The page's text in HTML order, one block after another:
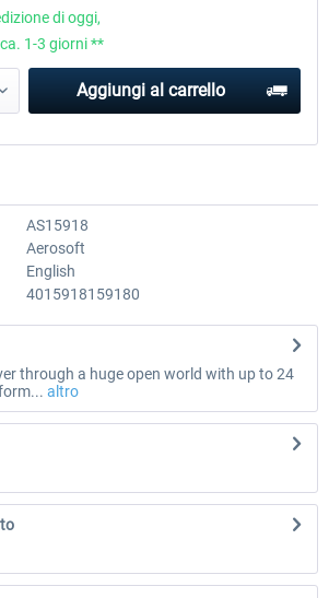
di oggi,
1-3 giorni **
Aggiungi al carrello
AS15918
Aerosoft
English
4015918159180
through a huge open world with up to 24
altro